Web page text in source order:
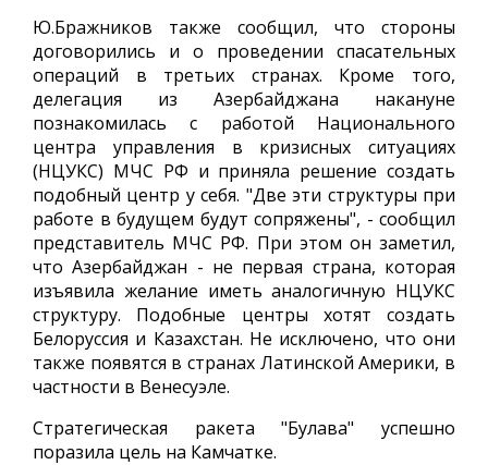
Ю.Бражников также сообщил, что стороны
договорились и о проведении спасательных
операций в третьих странах. Кроме того,
делегация из Азербайджана накануне
познакомилась с работой Национального
центра управления в кризисных ситуациях
(НЦУКС) МЧС РФ и приняла решение создать
подобный центр у себя. "Две эти структуры при
работе в будущем будут сопряжены", - сообщил
представитель МЧС РФ. При этом он заметил,
что Азербайджан - не первая страна, которая
изъявила желание иметь аналогичную НЦУКС
структуру. Подобные центры хотят создать
Белоруссия и Казахстан. Не исключено, что они
также появятся в странах Латинской Америки, в
частности в Венесуэле.
Стратегическая ракета "Булава" успешно
поразила цель на Камчатке.